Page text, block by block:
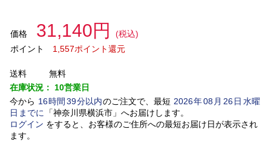
価格 31,140円
(税込)
ポイント
1,557ポイント還元
送料
無料
在庫状況： 10営業日
今から 16時間 39分以内のご注文で、最短 2026年08 月 26日水曜
日 までに 「神奈川県横浜市」 へお届けします。
ログイン をすると、お客様のご住所への最短お届け日が表示され
ます。